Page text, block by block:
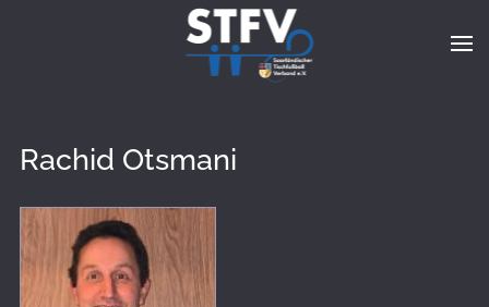
Zum Hauptinhalt springen
Rachid Otsmani